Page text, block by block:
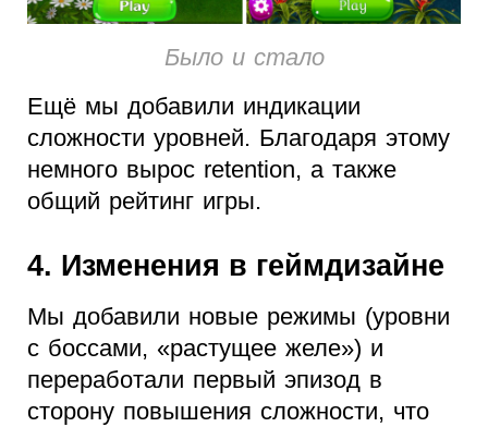
Было и стало
Ещё мы добавили индикации
сложности уровней. Благодаря этому
немного вырос retention, а также
общий рейтинг игры.
4. Изменения в геймдизайне
Мы добавили новые режимы (уровни
с боссами, «растущее желе») и
переработали первый эпизод в
сторону повышения сложности, что